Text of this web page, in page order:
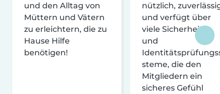
und den Alltag von
Müttern und Vätern
zu erleichtern, die zu
Hause Hilfe
benötigen!
nützlich,
und verfügt über
viele Sicherheits-
und
steme, die den
Mitgliedern ein
sicheres Gefühl